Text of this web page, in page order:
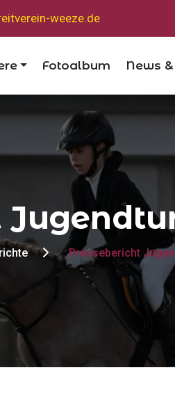
weeze.de
Fotoalbum News
Pressebericht